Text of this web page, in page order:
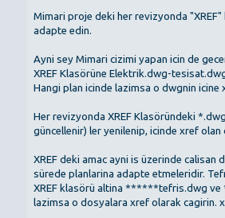
Mimari proje deki her revizyonda
adapte edin.
Ayni sey Mimari cizimi yapan icin de
XREF Klasörüne Elektrik.dwg-
Hangi plan icinde lazimsa o dwgnin
Her revizyonda XREF Klasöründeki
güncellenir) ler yenilenip, icinde xref
XREF deki amac ayni is üzerinde
sürede planlarina adapte etmeleridir.
XREF klasörü altina ******tefris.dwg
lazimsa o dosyalara xref olarak cagirin.